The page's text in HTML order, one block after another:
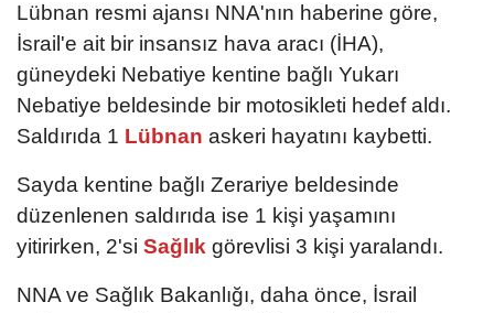
Lübnan resmi ajansı NNA'nın haberine göre,
İsrail'e ait bir insansız hava aracı (İHA),
güneydeki Nebatiye kentine bağlı Yukarı
Nebatiye beldesinde bir motosikleti hedef aldı.
Saldırıda 1 Lübnan askeri hayatını kaybetti.
Sayda kentine bağlı Zerariye beldesinde
düzenlenen saldırıda ise 1 kişi yaşamını
yitirirken, 2'si Sağlık görevlisi 3 kişi yaralandı.
NNA ve Sağlık Bakanlığı, daha önce, İsrail